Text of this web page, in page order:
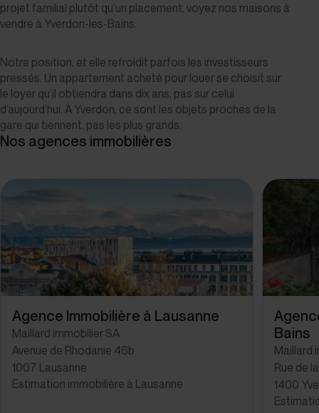
projet familial plutôt qu’un placement, voyez nos maisons à
vendre à Yverdon-les-Bains.
Notre position, et elle refroidit parfois les investisseurs
pressés. Un appartement acheté pour louer se choisit sur
le loyer qu’il obtiendra dans dix ans, pas sur celui
d’aujourd’hui. À Yverdon, ce sont les objets proches de la
gare qui tiennent, pas les plus grands.
Nos agences immobilières
Agence Immobilière à Lausanne
Maillard Immobilier SA
Avenue de Rhodanie 46b
1007 Lausanne
Estimation immobilière à Lausanne
Bains
Maillard
Rue de
1400